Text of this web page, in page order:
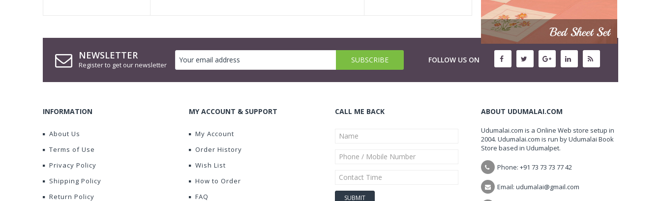
NEWSLETTER
Register to get our newsletter
FOLLOW US ON
INFORMATION
About Us
Terms of Use
Privacy Policy
Shipping Policy
Return Policy
MY ACCOUNT & SUPPORT
My Account
Order History
Wish List
How to Order
FAQ
CALL ME BACK ABOUT UDUMALAI.COM
Udumalai.com is a Online Web store setup in
2004. Udumalai.com is run by Udumalai Book
Store based in Udumalpet.
Phone: +91 73 73 73 77 42
Email: udumalai@gmail.com